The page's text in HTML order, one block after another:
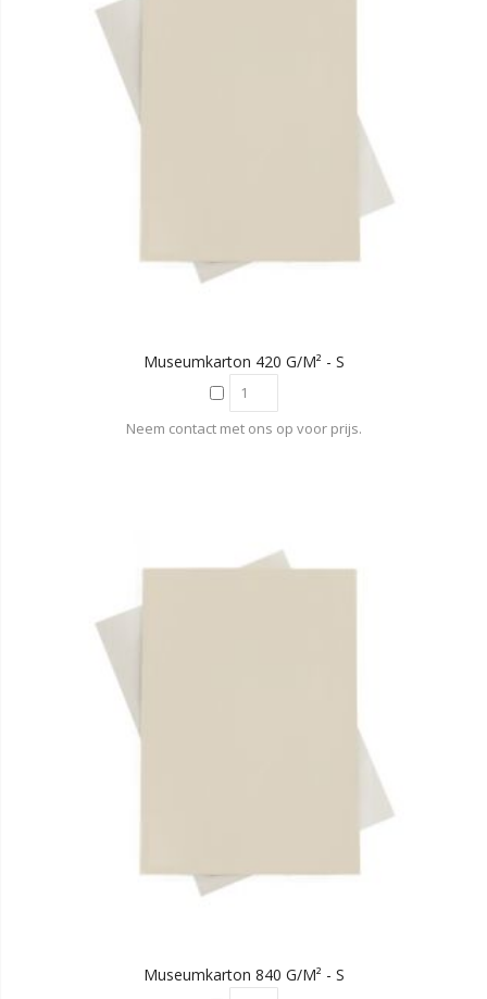
Museumkarton 420 G/m² - S
Neem contact met ons op voor prijs.
Museumkarton 840 G/m² - S